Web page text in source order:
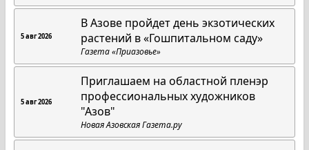
5 авг 2026
В Азове пройдет день экзотических
растений в «Гошпитальном саду»
Газета «Приазовье»
5 авг 2026
Приглашаем на областной пленэр
профессиональных художников
"Азов"
Новая Азовская Газета.ру